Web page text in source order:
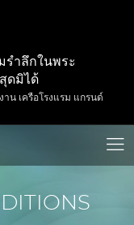
รำลึกในพระ
ดมิได้
น เครือโรงแรม แกรนด์